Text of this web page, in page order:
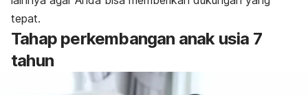
tepat.
Tahap perkembangan anak usia 7
tahun